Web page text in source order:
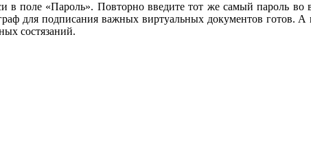
поле «Пароль». Повторно введите тот же самый пароль во
для подписания важных виртуальных документов готов.
состязаний.